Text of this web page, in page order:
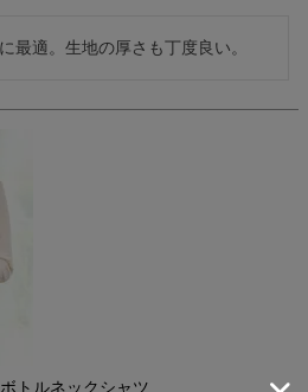
最適。生地の厚さも丁度良い。
トルネックシャツ